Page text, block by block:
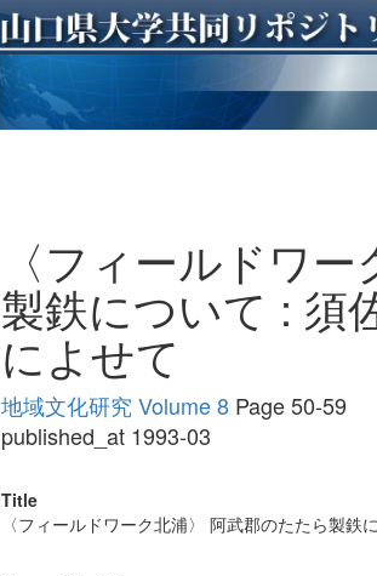
〈フィールドワ
製鉄について : 須
によせて
地域文化研究 Volume 8Page 50-59
published_at 1993-03
Title
〈フィールドワーク北浦〉 阿武郡のたたら製